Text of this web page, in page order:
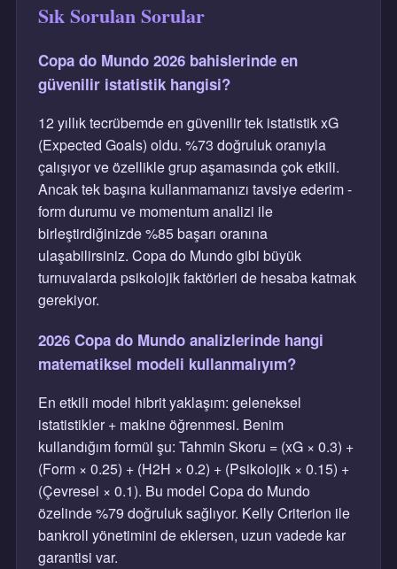
Sık Sorulan Sorular
Copa do Mundo 2026 bahislerinde en
güvenilir istatistik hangisi?
12 yıllık tecrübemde en güvenilir tek istatistik xG
(Expected Goals) oldu. %73 doğruluk oranıyla
çalışıyor ve özellikle grup aşamasında çok etkili.
Ancak tek başına kullanmamanızı tavsiye ederim -
form durumu ve momentum analizi ile
birleştirdiğinizde %85 başarı oranına
ulaşabilirsiniz. Copa do Mundo gibi büyük
turnuvalarda psikolojik faktörleri de hesaba katmak
gerekiyor.
2026 Copa do Mundo analizlerinde hangi
matematiksel modeli kullanmalıyım?
En etkili model hibrit yaklaşım: geleneksel
istatistikler + makine öğrenmesi. Benim
kullandığım formül şu: Tahmin Skoru = (xG × 0.3) +
(Form × 0.25) + (H2H × 0.2) + (Psikolojik × 0.15) +
(Çevresel × 0.1). Bu model Copa do Mundo
özelinde %79 doğruluk sağlıyor. Kelly Criterion ile
bankroll yönetimini de eklersen, uzun vadede kar
garantisi var.